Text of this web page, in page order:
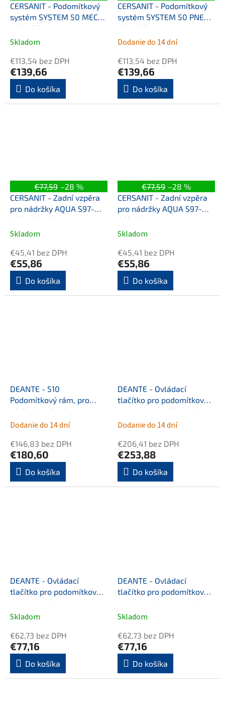
CERSANIT - Podomítkový
systém SYSTEM 50 MECH
K97-526
Skladom
€113,54 bez DPH
€139,66
Do košíka
CERSANIT - Podomítkový
systém SYSTEM 50 PNEU
K97-523
Dodanie do 14 dní
€113,54 bez DPH
€139,66
Do košíka
€77,59 –28 %
CERSANIT - Zadní vzpěra
pro nádržky AQUA S97-
062 K97-416
Skladom
€45,41 bez DPH
€55,86
Do košíka
€77,59 –28 %
CERSANIT - Zadní vzpěra
pro nádržky AQUA S97-
063 K97-414
Skladom
€45,41 bez DPH
€55,86
Do košíka
DEANTE - 510
Podomítkový rám, pro
závěsné WC mísy -
splachování 4/2 l
Dodanie do 14 dní
€146,83 bez DPH
€180,60
Do košíka
DEANTE - Ovládací
tlačítko pro podomítkové
systémy kartáčované
zlato CST_R51P
Dodanie do 14 dní
€206,41 bez DPH
€253,88
Do košíka
DEANTE - Ovládací
tlačítko pro podomítkové
systémy, bílá - tenké
CST_A51P
Skladom
€62,73 bez DPH
€77,16
Do košíka
DEANTE - Ovládací
tlačítko pro podomítkové
systémy, černá - tenké
CST_N51P
Skladom
€62,73 bez DPH
€77,16
Do košíka